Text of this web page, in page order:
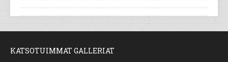
KATSOTUIMMAT GALLERIAT